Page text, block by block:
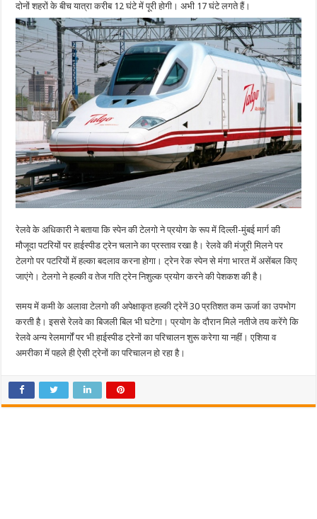
दोनों शहरों के बीच यात्रा करीब 12 घंटे में पूरी होगी। अभी 17 घंटे लगते हैं।
रेलवे के अधिकारी ने बताया कि स्पेन की टेलगो ने प्रयोग के रूप में दिल्ली-मुंबई मार्ग की
मौजूदा पटरियों पर हाईस्पीड ट्रेन चलाने का प्रस्ताव रखा है। रेलवे की मंजूरी मिलने पर
टेलगो पर पटरियों में हल्का बदलाव करना होगा। ट्रेन रेक स्पेन से मंगा भारत में असेंबल किए
जाएंगे। टेलगो ने हल्की व तेज गति ट्रेन निशुल्क प्रयोग करने की पेशकश की है।
समय में कमी के अलावा टेलगो की अपेक्षाकृत हल्की ट्रेनें 30 प्रतिशत कम ऊर्जा का उपभोग
करती है। इससे रेलवे का बिजली बिल भी घटेगा। प्रयोग के दौरान मिले नतीजे तय करेंगे कि
रेलवे अन्य रेलमार्गों पर भी हाईस्पीड ट्रेनों का परिचालन शुरू करेगा या नहीं। एशिया व
अमरीका में पहले ही ऐसी ट्रेनों का परिचालन हो रहा है।